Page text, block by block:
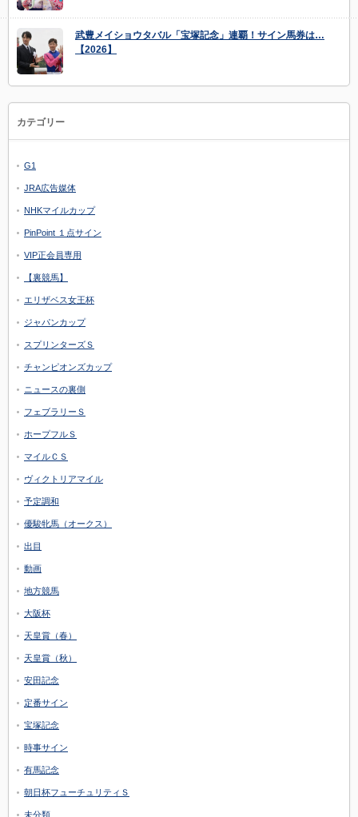
武豊メイショウタバル「宝塚記念」連覇！サイン馬券は…
【2026】
カテゴリー
G1
JRA広告媒体
NHKマイルカップ
PinPoint １点サイン
VIP正会員専用
【裏競馬】
エリザベス女王杯
ジャパンカップ
スプリンターズＳ
チャンピオンズカップ
ニュースの裏側
フェブラリーＳ
ホープフルＳ
マイルＣＳ
ヴィクトリアマイル
予定調和
優駿牝馬（オークス）
出目
動画
地方競馬
大阪杯
天皇賞（春）
天皇賞（秋）
安田記念
定番サイン
宝塚記念
時事サイン
有馬記念
朝日杯フューチュリティＳ
未分類